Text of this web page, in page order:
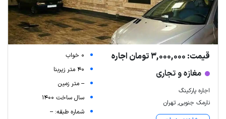
قیمت: 3,000,000 تومان اجاره
مغازه و تجاری
اجاره پارکینگ
نارمک جنوبی, تهران
0 خواب
40 متر زیربنا
-- متر زمین
سال ساخت 1400
شماره طبقه: --